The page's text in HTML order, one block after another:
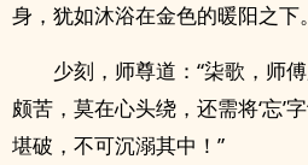
身，犹如沐浴在金色的暖阳之下。
少刻，师尊道：“柒歌，师
颇苦，莫在心头绕，还需将‘忘’
堪破，不可沉溺其中！”